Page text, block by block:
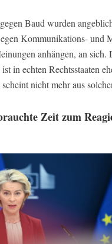
Baud wurden
Kommunikations- und
anhängen, an
in echten Rechtsstaaten
nicht mehr aus
Zeit zum